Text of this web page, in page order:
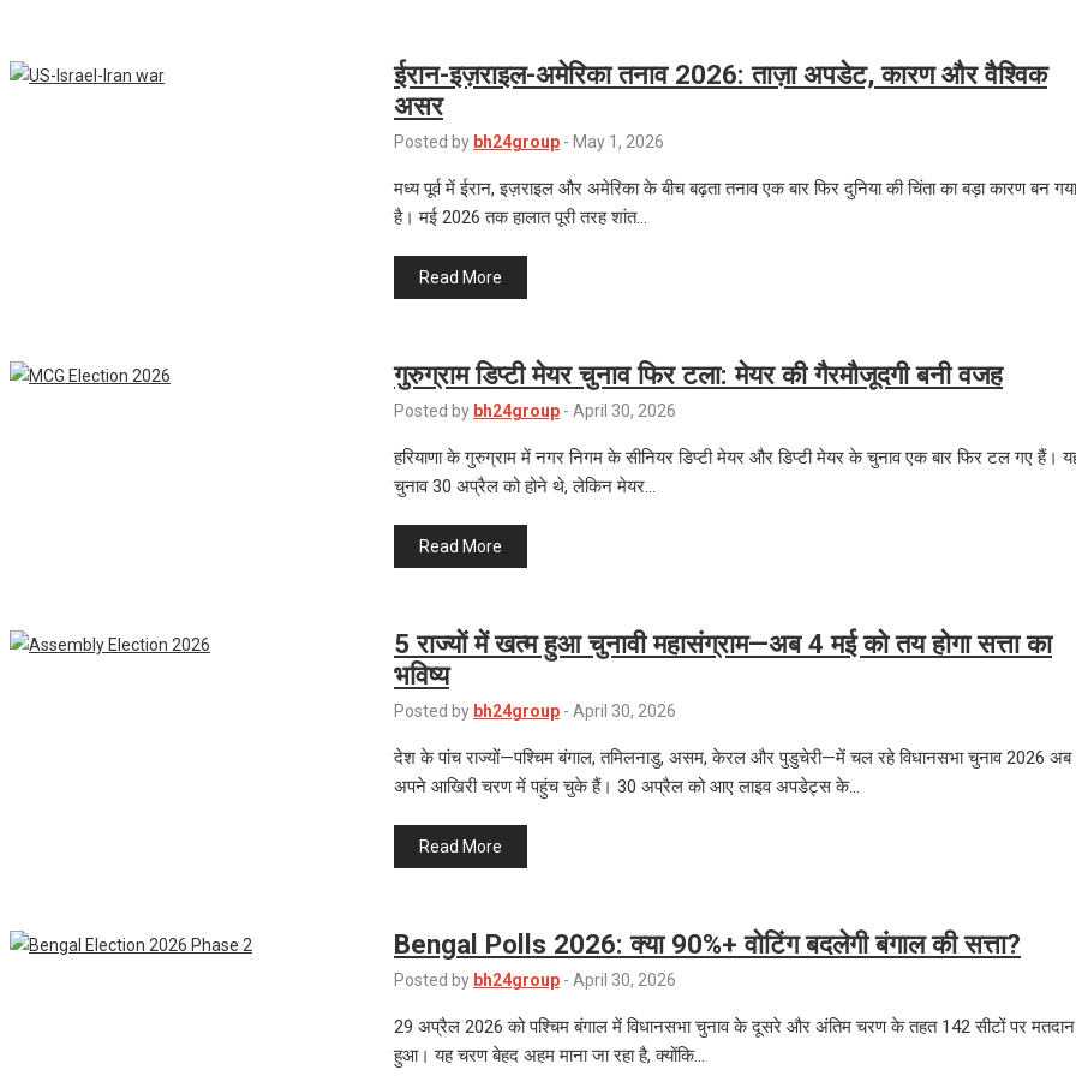
ईरान-इज़राइल-अमेरिका तनाव 2026: ताज़ा अपडेट, कारण और वैश्विक
असर
Posted by bh24group - May 1, 2026
मध्य पूर्व में ईरान, इज़राइल और अमेरिका के बीच बढ़ता तनाव एक बार फिर दुनिया की चिंता का बड़ा कारण बन गया
है। मई 2026 तक हालात पूरी तरह शांत…
Read More
गुरुग्राम डिप्टी मेयर चुनाव फिर टला: मेयर की गैरमौजूदगी बनी वजह
Posted by bh24group - April 30, 2026
हरियाणा के गुरुग्राम में नगर निगम के सीनियर डिप्टी मेयर और डिप्टी मेयर के चुनाव एक बार फिर टल गए हैं।
चुनाव 30 अप्रैल को होने थे, लेकिन मेयर…
Read More
5 राज्यों में खत्म हुआ चुनावी महासंग्राम—अब 4 मई को तय होगा सत्ता का
भविष्य
Posted by bh24group - April 30, 2026
देश के पांच राज्यों—पश्चिम बंगाल, तमिलनाडु, असम, केरल और पुडुचेरी—में चल रहे विधानसभा चुनाव 2026 अब
अपने आखिरी चरण में पहुंच चुके हैं। 30 अप्रैल को आए लाइव अपडेट्स के…
Read More
Bengal Polls 2026: क्या 90%+ वोटिंग बदलेगी बंगाल की सत्ता?
Posted by bh24group - April 30, 2026
29 अप्रैल 2026 को पश्चिम बंगाल में विधानसभा चुनाव के दूसरे और अंतिम चरण के तहत 142 सीटों पर मतदान
हुआ। यह चरण बेहद अहम माना जा रहा है, क्योंकि…